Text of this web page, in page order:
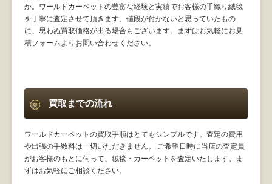
か。ワールドカーペットの豊富な経験と実績でお客様の手織り絨毯
を丁寧に査定させて頂きます。値段が付かないと思っていたもの
に、思わぬ買取価格が出る場合もございます。まずはお気軽にお見
積フォームよりお問い合わせください。
買取までの流れ
ワールドカーペットの買取手順はとてもシンプルです。査定の費用
や出張の手数料は一切いただきません。 ご希望日時に当店の査定員
がお客様のもとに伺って、絨毯・カーペットを査定いたします。ま
ずはお気軽にご相談ください。